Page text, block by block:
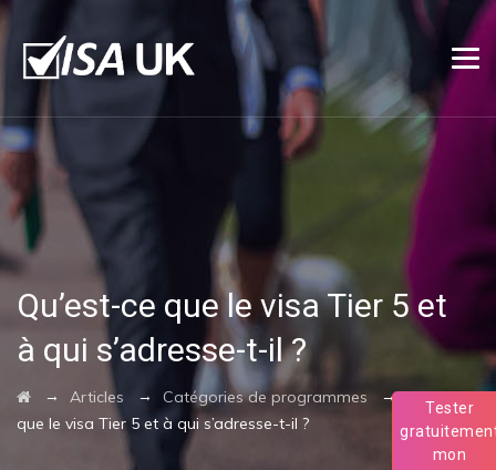
Tester
mon
Qu’est-ce que le visa Tier 5 et
à qui s’adresse-t-il ?
→ Articles → Catégories de programmes →Qu’est-ce
que le visa Tier 5 et à qui s’adresse-t-il ?